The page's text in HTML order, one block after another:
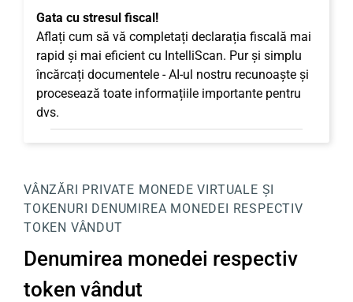
Gata cu stresul fiscal!
Aflați cum să vă completați declarația fiscală mai
rapid și mai eficient cu IntelliScan. Pur și simplu
încărcați documentele - AI-ul nostru recunoaște și
procesează toate informațiile importante pentru
dvs.
VÂNZĂRI PRIVATE MONEDE VIRTUALE ȘI
TOKENURI DENUMIREA MONEDEI RESPECTIV
TOKEN VÂNDUT
Denumirea monedei respectiv
token vândut